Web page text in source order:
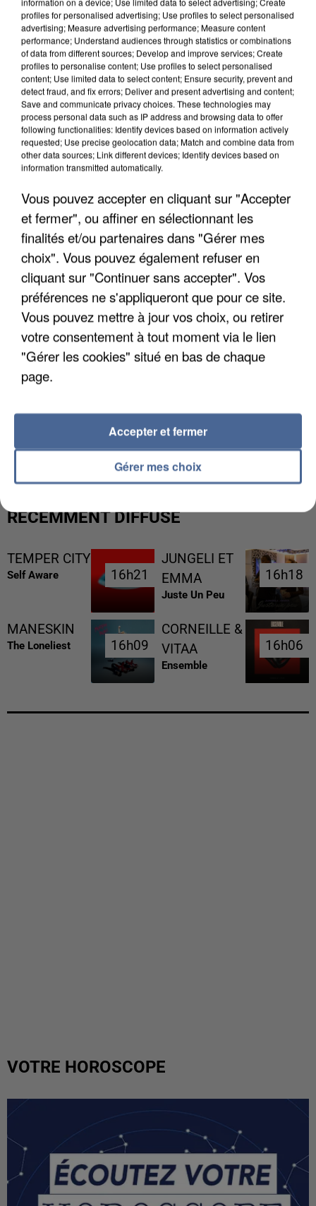
APRÈS TOUTES CES CANICULES, LES REFUGES
DE FAUNE SAUVAGE SONT...
L’UN DES FONDATEURS SUPPOSÉS DE LA DZ
MAFIA INTERPELLÉ EN ALGÉRIE
RÉCEMMENT DIFFUSÉ
TEMPER CITY
Self Aware 16h21
16h21
JUNGELI ET
EMMA
Juste Un Peu
16h18
16h18
MANESKIN
The Loneliest 16h09
16h09
CORNEILLE &
VITAA
Ensemble
16h06
16h06
VOTRE HOROSCOPE
profiles for personalised advertising; Use profiles to select personalised
advertising; Measure advertising performance; Measure content
performance; Understand audiences through statistics or combinations
of data from different sources; Develop and improve services; Create
profiles to personalise content; Use profiles to select personalised
content; Use limited data to select content; Ensure security, prevent and
detect fraud, and fix errors; Deliver and present advertising and content;
Save and communicate privacy choices. These technologies may
process personal data such as IP address and browsing data to offer
following functionalities: Identify devices based on information actively
requested; Use precise geolocation data; Match and combine data from
other data sources; Link different devices; Identify devices based on
information transmitted automatically.
Vous pouvez accepter en cliquant sur "Accepter
et fermer", ou affiner en sélectionnant les
finalités et/ou partenaires dans "Gérer mes
choix". Vous pouvez également refuser en
cliquant sur "Continuer sans accepter". Vos
préférences ne s'appliqueront que pour ce site.
Vous pouvez mettre à jour vos choix, ou retirer
votre consentement à tout moment via le lien
"Gérer les cookies" situé en bas de chaque
page.
Gérer mes choix
Accepter et fermer